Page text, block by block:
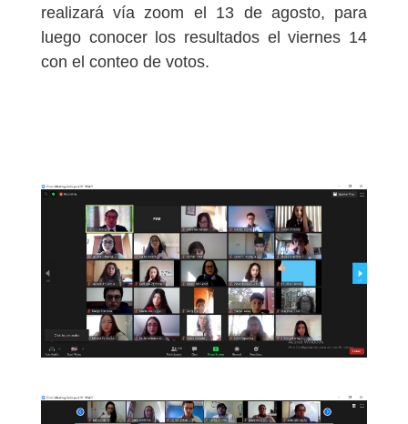
realizará vía zoom el 13 de agosto, para
luego conocer los resultados el viernes 14
con el conteo de votos.